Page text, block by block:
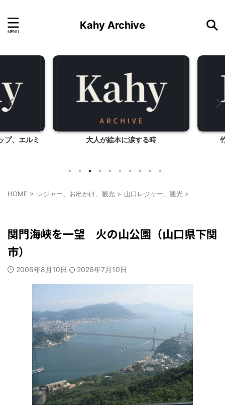
Kahy Archive
、エルミ 大人が絵本に涙する時 竹
HOME > レジャー、お出かけ、観光 > 山口レジャー、観光 >
関門海峡を一望 火の山公園（山口県下関
市）
2006年8月10日 2026年7月10日